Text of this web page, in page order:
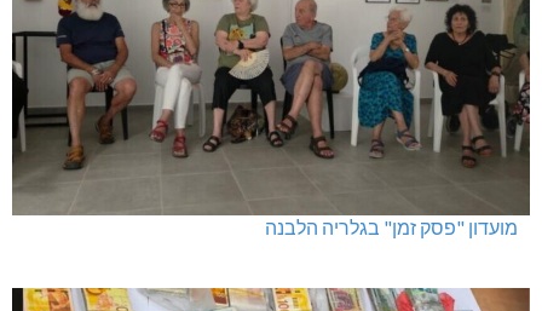
מועדון "פסק זמן" בגלריה הלבנה